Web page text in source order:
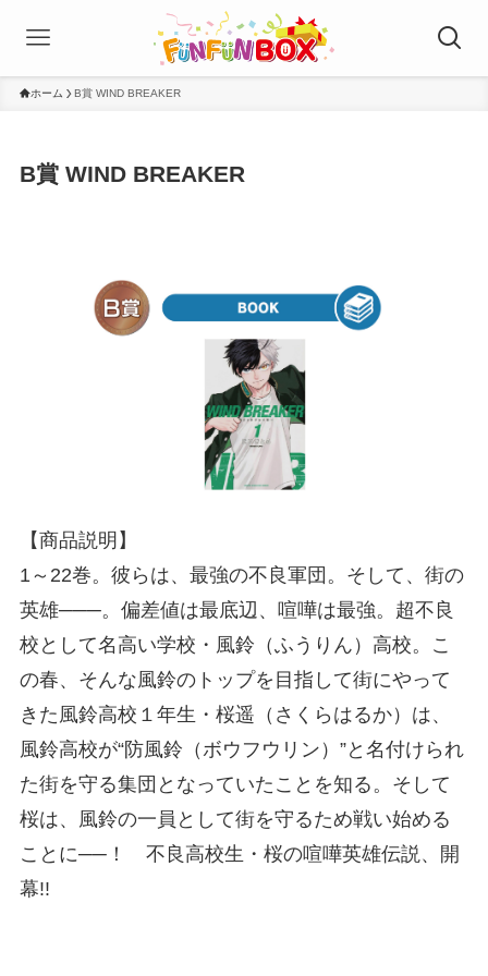
ホーム B賞 WIND BREAKER
B賞 WIND BREAKER
【商品説明】
1～22巻。彼らは、最強の不良軍団。そして、街の
英雄───。偏差値は最底辺、喧嘩は最強。超不良
校として名高い学校・風鈴（ふうりん）高校。こ
の春、そんな風鈴のトップを目指して街にやって
きた風鈴高校１年生・桜遥（さくらはるか）は、
風鈴高校が“防風鈴（ボウフウリン）”と名付けられ
た街を守る集団となっていたことを知る。そして
桜は、風鈴の一員として街を守るため戦い始める
ことに──！ 不良高校生・桜の喧嘩英雄伝説、開
幕!!